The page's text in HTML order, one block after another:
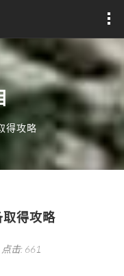
得攻略
得攻略
点击: 661